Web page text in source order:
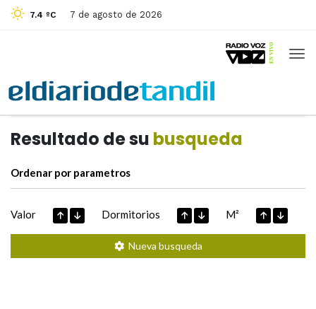
7.4 ºC 7 de agosto de 2026
Resultado de su busqueda
Ordenar por parametros
Valor Dormitorios M²
Nueva busqueda